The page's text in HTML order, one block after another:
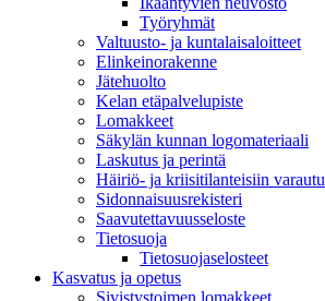
Työryhmät
Valtuusto- ja kuntalaisaloitteet
Elinkeinorakenne
Jätehuolto
Kelan etäpalvelupiste
Lomakkeet
Säkylän kunnan logomateriaali
Laskutus ja perintä
Häiriö- ja kriisitilanteisiin
Sidonnaisuusrekisteri
Saavutettavuusseloste
Tietosuoja
Tietosuojaselosteet
Kasvatus ja opetus
Sivistystoimen lomakkeet